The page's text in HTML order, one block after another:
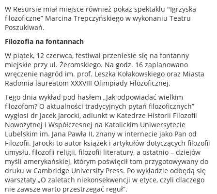
W Resursie miał miejsce również pokaz spektaklu "Igrzyska
filozoficzne” Marcina Trepczyńskiego w wykonaniu Teatru
Poszukiwań.
Filozofia na fontannach
W piątek, 12 czerwca, festiwal przeniesie się na fontanny
miejskie przy ul. Żeromskiego. Na godz. 16 zaplanowano
wręczenie nagród im. prof. Leszka Kołakowskiego oraz Miasta
Radomia laureatom XXXVIII Olimpiady Filozoficznej.
Tego dnia wykład pod hasłem „Jak odpowiadać wielkim
filozofom? O aktualności tradycyjnych pytań filozoficznych”
wygłosi dr Jacek Jarocki, adiunkt w Katedrze Historii Filozofii
Nowożytnej i Współczesnej na Katolickim Uniwersytecie
Lubelskim im. Jana Pawła II, znany w internecie jako Pan od
Filozofii. Jarocki to autor książek i artykułów dotyczących filozofii
umysłu, filozofii religii, filozofii literatury, a ostatnio – dziejów
myśli amerykańskiej, którym poświęcił tom przygotowywany do
druku w Cambridge University Press. Po wykładzie odbędą się
warsztaty „O zaletach niekonsekwencji w etyce, czyli dlaczego
nie zawsze warto przestrzegać reguł”.